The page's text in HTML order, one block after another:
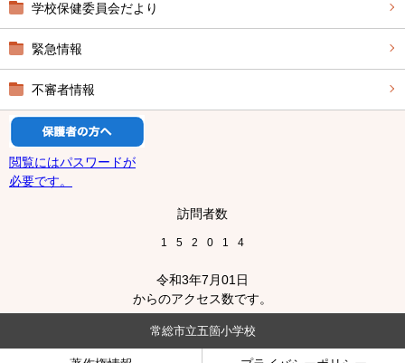
学校保健委員会だより
緊急情報
不審者情報
閲覧にはパスワードが
必要です。
訪問者数
1 5 2 0 1 4
令和3年7月01日
からのアクセス数です。
常総市立五箇小学校